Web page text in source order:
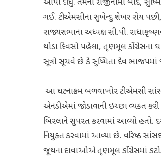
આપી દીધું. તેમના રાજીનામા બાદ,
ગઈ. ટીએમસીના સુખેન્દુ શેખર રોય
રાજ્યસભાના અધ્યક્ષ સી.પી.
થોડા દિવસો પહેલા, તૃણમૂલ કોંગ્રેસના
સૂત્રો સૂચવે છે કે સુષ્મિતા દેવ ભાજપમાં
આ ઘટનાક્રમ બળવાખોર ટીએમસી સાંસદ
એનડીએમાં જોડાવાની ઇચ્છા વ્યક્ત
બિરલાને સુપરત કરવામાં આવ્યો હતો.
નિયુક્ત કરવામાં આવ્યા છે. વરિષ્ઠ
જૂથના દાવાઓએ તૃણમૂલ કોંગ્રેસમાં